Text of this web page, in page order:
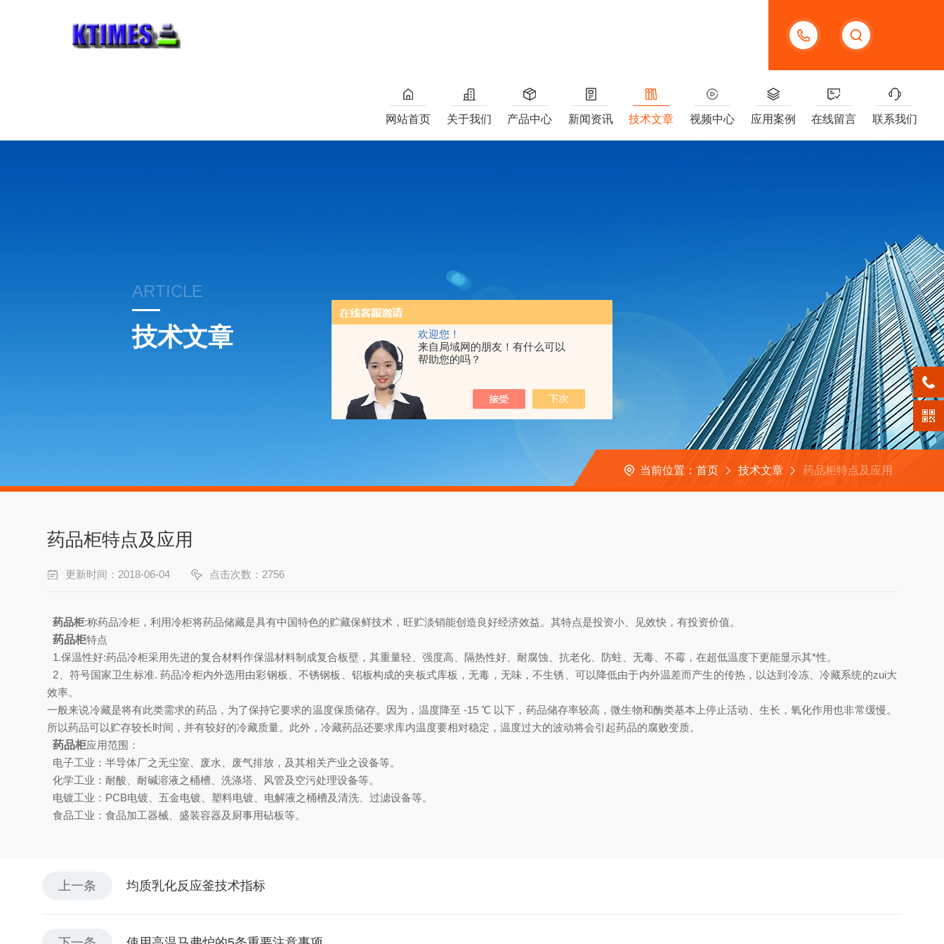
欢迎您！
来自局域网的朋友！有什么可以
帮助您的吗？
13391005955
网站首页 关于我们 产品中心 新闻资讯 技术文章 视频中心 应用案例 在线留言 联系我们
ARTICLE
技术文章
当前位置： 首页 技术文章 药品柜特点及应用
药品柜特点及应用
更新时间：2018-06-04 点击次数：2756
药品柜:称药品冷柜，利用冷柜将药品储藏是具有中国特色的贮藏保鲜技术，旺贮淡销能创造良好经济效益。其特点是投资小、见效快，有投资价值。
药品柜特点
1.保温性好:药品冷柜采用先进的复合材料作保温材料制成复合板壁，其重量轻、强度高、隔热性好、耐腐蚀、抗老化、防蛀、无毒、不霉，在超低温度下更能显示其*性。
2、符号国家卫生标准.药品冷柜内外选用由彩钢板、不锈钢板、铝板构成的夹板式库板，无毒，无味，不生锈、可以降低由于内外温差而产生的传热，以达到冷冻、冷藏系统的zui大
效率。
一般来说冷藏是将有此类需求的药品，为了保持它要求的温度保质储存。因为，温度降至 -15 ℃ 以下，药品储存率较高，微生物和酶类基本上停止活动、生长，氧化作用也非常缓慢。
所以药品可以贮存较长时间，并有较好的冷藏质量。此外，冷藏药品还要求库内温度要相对稳定，温度过大的波动将会引起药品的腐败变质。
药品柜应用范围：
电子工业：半导体厂之无尘室、废水、废气排放，及其相关产业之设备等。
化学工业：耐酸、耐碱溶液之桶槽、洗涤塔、风管及空污处理设备等。
电镀工业：PCB电镀、五金电镀、塑料电镀、电解液之桶槽及清洗、过滤设备等。
食品工业：食品加工器械、盛装容器及厨事用砧板等。
上一条 均质乳化反应釜技术指标